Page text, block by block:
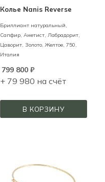
Колье Nanis Reverse
Бриллиант натуральный,
Сапфир, Аметист, Лабрадорит,
Цаворит, Золото, Желтое, 750,
Италия
799 800₽
+ 79 980 на счёт
В КОРЗИНУ